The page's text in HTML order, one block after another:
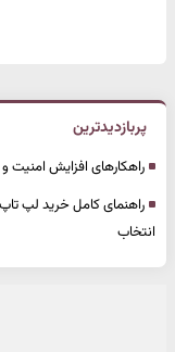
پربازدیدترین
راهکارهای افزایش امنیت
انتخاب